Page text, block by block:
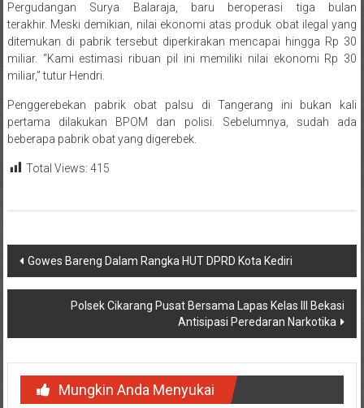
Pergudangan Surya Balaraja, baru beroperasi tiga bulan
terakhir. Meski demikian, nilai ekonomi atas produk obat ilegal yang
ditemukan di pabrik tersebut diperkirakan mencapai hingga Rp 30
miliar. “Kami estimasi ribuan pil ini memiliki nilai ekonomi Rp 30
miliar,” tutur Hendri.
Penggerebekan pabrik obat palsu di Tangerang ini bukan kali
pertama dilakukan BPOM dan polisi. Sebelumnya, sudah ada
beberapa pabrik obat yang digerebek.
Total Views: 415
Navigasi
pos
Gowes Bareng Dalam Rangka HUT DPRD Kota Kediri
Polsek Cikarang Pusat Bersama Lapas Kelas III Bekasi
Antisipasi Peredaran Narkotika
Mungkin Anda Menyukai